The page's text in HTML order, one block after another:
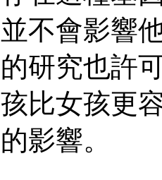
並不會影響
的研究也許
孩比女孩更
的影響。